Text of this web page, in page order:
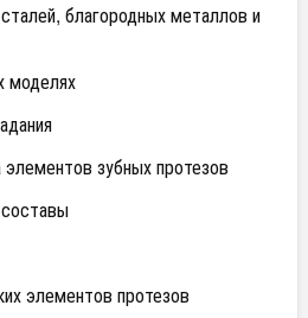
благородных металлов и
моделях
зубных протезов
элементов протезов